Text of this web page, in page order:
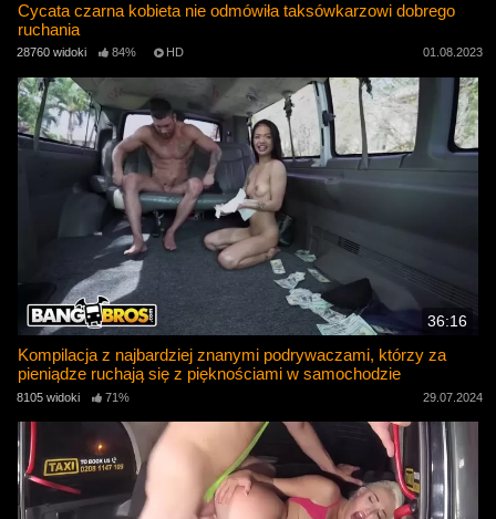
Cycata czarna kobieta nie odmówiła taksówkarzowi dobrego
ruchania
28760 widoki 84% HD 01.08.2023
36:16
Kompilacja z najbardziej znanymi podrywaczami, którzy za
pieniądze ruchają się z pięknościami w samochodzie
8105 widoki 71% 29.07.2024